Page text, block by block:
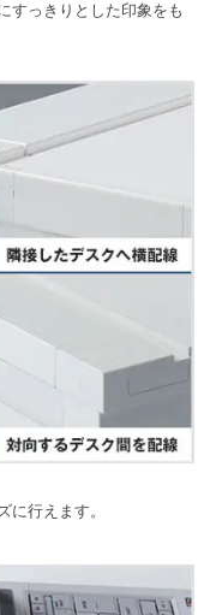
すっきりとした印象をも
に行えます。